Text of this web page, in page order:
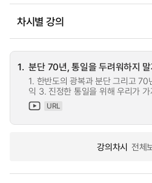
차시별 강의
1. 분단 70년, 통일을 두려워하지
1. 한반도의 광복과 분단 그리고 70
익 3. 진정한 통일을 위해 우리가 가
URL
강의차시 전체